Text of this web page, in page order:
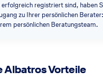
erfolgreich registriert sind, haben
zu Ihrer persönlichen
persönlichen Beratungsteam.
Albatros Vorteile